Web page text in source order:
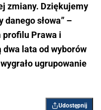
zmiany. Dziękujemy
danego słowa” –
profilu Prawa i
lata od wyborów
ugrupowanie
Udostępnij